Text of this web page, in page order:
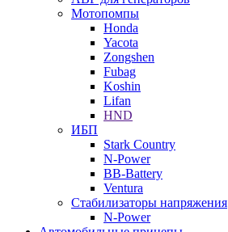
Мотопомпы
Honda
Yacota
Zongshen
Fubag
Koshin
Lifan
HND
ИБП
Stark Country
N-Power
BB-Battery
Ventura
Стабилизаторы напряжения
N-Power